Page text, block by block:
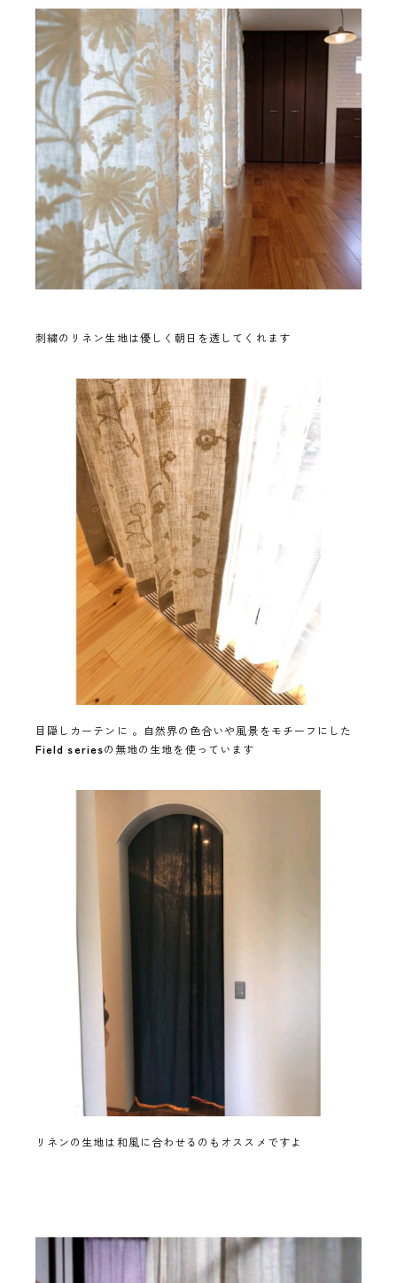
刺繍のリネン生地は優しく朝日を透してくれます
目隠しカーテンに 。自然界の色合いや風景をモチーフにした
Field seriesの無地の生地を使っています
リネンの生地は和風に合わせるのもオススメですよ